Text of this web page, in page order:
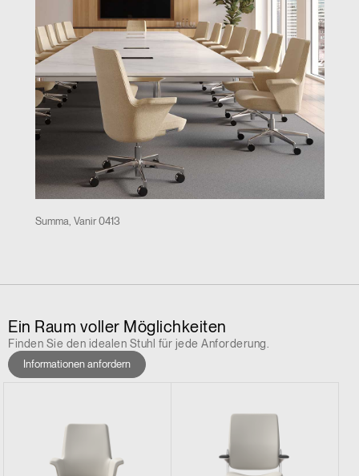
Summa, Vanir 0413
Ein Raum voller Möglichkeiten
Finden Sie den idealen Stuhl für jede Anforderung.
Informationen anfordern